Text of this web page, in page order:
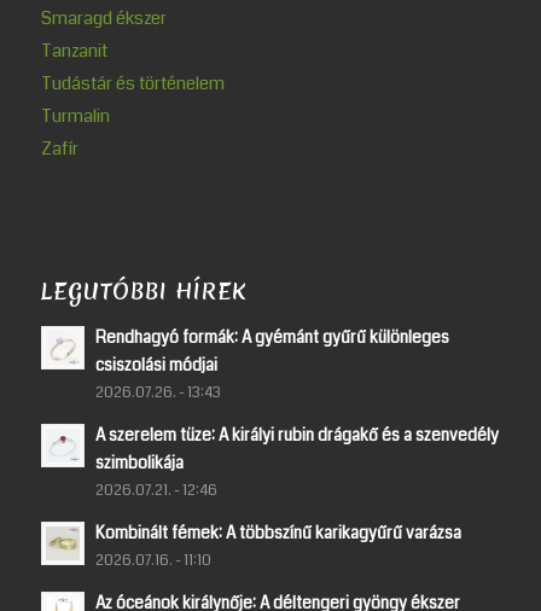
Smaragd ékszer
Tanzanit
Tudástár és történelem
Turmalin
Zafír
LEGUTÓBBI HÍREK
Rendhagyó formák: A gyémánt gyűrű különleges
csiszolási módjai
2026.07.26. - 13:43
A szerelem tüze: A királyi rubin drágakő és a szenvedély
szimbolikája
2026.07.21. - 12:46
Kombinált fémek: A többszínű karikagyűrű varázsa
2026.07.16. - 11:10
Az óceánok királynője: A déltengeri gyöngy ékszer